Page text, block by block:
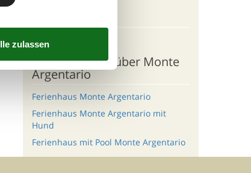
Andere Artikel über Monte
Argentario
Ferienhaus Monte Argentario
Ferienhaus Monte Argentario mit
Hund
Ferienhaus mit Pool Monte Argentario